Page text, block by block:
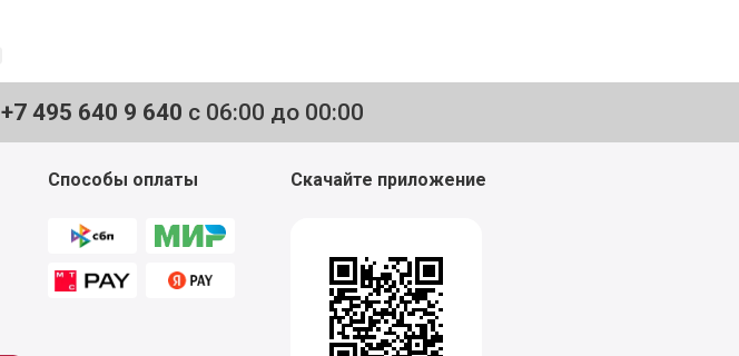
+7 495 640 9 640 с 06:00 до 00:00
Способы оплаты Скачайте приложение